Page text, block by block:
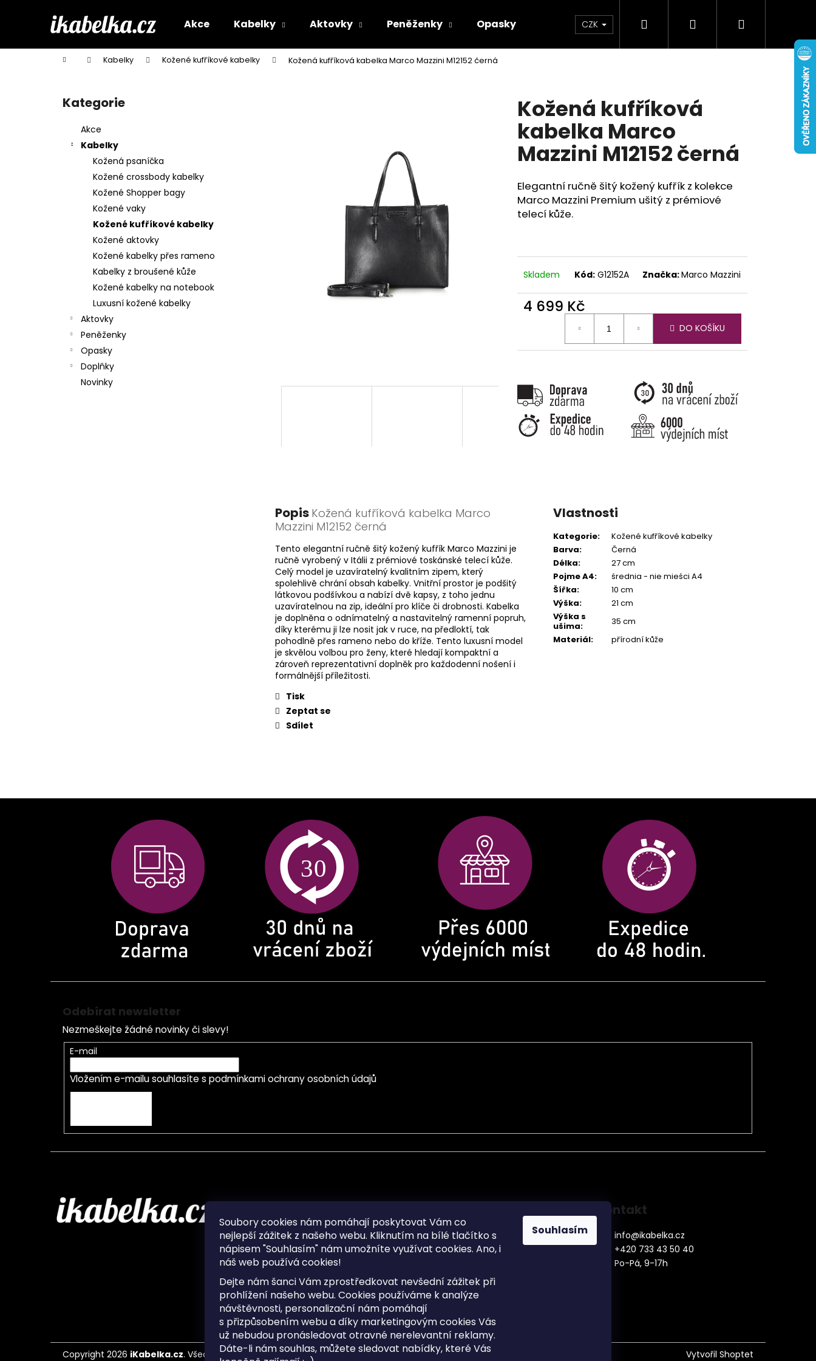
Soubory cookies nám pomáhají poskytovat Vám co
nejlepší zážitek z našeho webu. Kliknutím na bílé tlačítko s
nápisem "Souhlasím" nám umožníte využívat cookies. Ano, i
náš web používá cookies!
Dejte nám šanci Vám zprostředkovat nevšední zážitek při
prohlížení našeho webu. Cookies používáme k analýze
návštěvnosti, personalizační nám pomáhají
s přizpůsobením webu a díky marketingovým cookies Vás
už nebudou pronásledovat otravné nerelevantní reklamy.
Dáte-li nám souhlas, můžete sledovat nabídky, které Vás
Souhlasím
Akce Kabelky Aktovky Peněženky Opasky Doplňky Novinky
CZK Hledat PřihlášeníNákupní
Domů Kabelky Kožené kufříkové kabelky Kožená kufříková kabelka Marco Mazzini M12152 černá
Přeskočit
kategorie
Kategorie
Akce
Kabelky
Kožená psaníčka
Kožené crossbody kabelky
Kožené Shopper bagy
Kožené vaky
Kožené kufříkové kabelky
Kožené aktovky
Kožené kabelky přes rameno
Kabelky z broušené kůže
Kožené kabelky na notebook
Luxusní kožené kabelky
Aktovky
Peněženky
Opasky
Doplňky
Novinky
Kožená kufříková
kabelka Marco
Mazzini M12152 černá
Elegantní ručně šitý kožený kufřík z kolekce
Marco Mazzini Premium ušitý z prémiové
telecí kůže.
Skladem Kód: G12152A Značka:Marco Mazzini
4 699 Kč
DO KOŠÍKU
Popis Kožená kufříková kabelka Marco
Mazzini M12152 černá
Tento elegantní ručně šitý kožený kufřík Marco Mazzini je
ručně vyrobený v Itálii z prémiové toskánské telecí kůže.
Celý model je uzavíratelný kvalitním zipem, který
spolehlivě chrání obsah kabelky. Vnitřní prostor je podšitý
látkovou podšívkou a nabízí dvě kapsy, z toho jednu
uzavíratelnou na zip, ideální pro klíče či drobnosti. Kabelka
je doplněna o odnímatelný a nastavitelný ramenní popruh,
díky kterému ji lze nosit jak v ruce, na předloktí, tak
pohodlně přes rameno nebo do kříže. Tento luxusní model
je skvělou volbou pro ženy, které hledají kompaktní a
zároveň reprezentativní doplněk pro každodenní nošení i
formálnější příležitosti.
Tisk
Zeptat se
Sdílet
Vlastnosti
Kategorie:
Kožené kufříkové kabelky
Barva:
Černá
Délka:
27 cm
Pojme A4:
średnia - nie mieści A4
Šířka:
10 cm
Výška:
21 cm
Výška s
ušima:
35 cm
Materiál: přírodní kůže
í
Zpět
do
Zpět
do
Co potřebujete najít?
Doporučujeme
Z
Odebírat newsletter
Nezmeškejte žádné novinky či slevy!
E-mail
Vložením e-mailu souhlasíte s podmínkami ochrany osobních údajů
O nás
Ochrana osobních údajů
Často kladené dotazy
Ukládání cookies
Kontakty
Sitemap
Doprava a Platba
Postup vrácení zboží ve 30 denní
lhůtě
Obchodní podmínky
Kontakt
info@ikabelka.cz
+420 733 43 50 40
Po-Pá, 9-17h
Vytvořil Shoptet
Copyright 2026 iKabelka.cz. Všechna práva vyhrazena.Upravit nastavení cookies